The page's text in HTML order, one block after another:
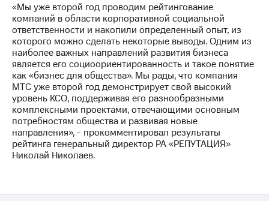
именных
облигаций
Другое
Регистратор
Реквизиты
Контакты
развитие
деловая этика
На главную
«Мы уже второй год проводим рейтингование
компаний в области корпоративной социальной
ответственности и накопили определенный опыт, из
которого можно сделать некоторые выводы. Одним из
наиболее важных направлений развития бизнеса
является его социоориентированность и такое понятие
как «бизнес для общества». Мы рады, что компания
МТС уже второй год демонстрирует свой высокий
уровень КСО, поддерживая его разнообразными
комплексными проектами, отвечающими основным
потребностям общества и развивая новые
направления», - прокомментировал результаты
рейтинга генеральный директор РА «РЕПУТАЦИЯ»
Николай Николаев.